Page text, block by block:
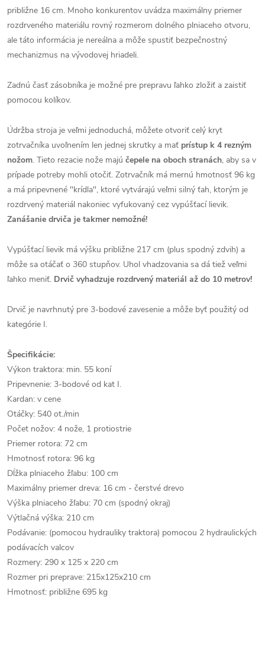
približne 16 cm. Mnoho konkurentov uvádza maximálny priemer
rozdrveného materiálu rovný rozmerom dolného plniaceho otvoru,
ale táto informácia je nereálna a môže spustiť bezpečnostný
mechanizmus na vývodovej hriadeli.
Zadnú časť zásobníka je možné pre prepravu ľahko zložiť a zaistiť
pomocou kolíkov.
Údržba stroja je veľmi jednoduchá, môžete otvoriť celý kryt
zotrvačníka uvoľnením len jednej skrutky a mať prístup k 4 rezným
nožom. Tieto rezacie nože majú čepele na oboch stranách, aby sa v
prípade potreby mohli otočiť. Zotrvačník má mernú hmotnosť 96 kg
a má pripevnené "krídla", ktoré vytvárajú veľmi silný ťah, ktorým je
rozdrvený materiál nakoniec vyfukovaný cez vypúšťací lievik.
Zanášanie drviča je takmer nemožné!
Vypúšťací lievik má výšku približne 217 cm (plus spodný zdvih) a
môže sa otáčať o 360 stupňov. Uhol vhadzovania sa dá tiež veľmi
ľahko meniť. Drvič vyhadzuje rozdrvený materiál až do 10 metrov!
Drvič je navrhnutý pre 3-bodové zavesenie a môže byť použitý od
kategórie I.
Špecifikácie:
Výkon traktora: min. 55 koní
Pripevnenie: 3-bodové od kat I.
Kardan: v cene
Otáčky: 540 ot./min
Počet nožov: 4 nože, 1 protiostrie
Priemer rotora: 72 cm
Hmotnosť rotora: 96 kg
Dĺžka plniaceho žľabu: 100 cm
Maximálny priemer dreva: 16 cm - čerstvé drevo
Výška plniaceho žľabu: 70 cm (spodný okraj)
Výtlačná výška: 210 cm
Podávanie: (pomocou hydrauliky traktora) pomocou 2 hydraulických
podávacích valcov
Rozmery: 290 x 125 x 220 cm
Rozmer pri preprave: 215x125x210 cm
Hmotnosť: približne 695 kg